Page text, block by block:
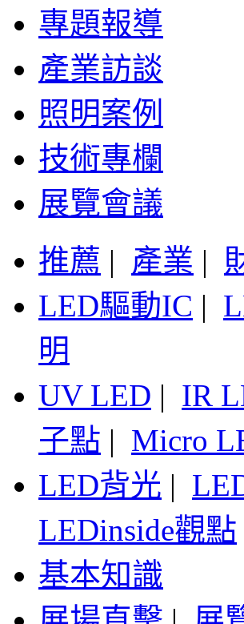
專題報導
產業訪談
照明案例
技術專欄
展覽會議
推薦 | 產業 |
LED驅動IC |
明
UV LED | IR
子點 | Micro
LED背光 |
LEDinside觀點
基本知識